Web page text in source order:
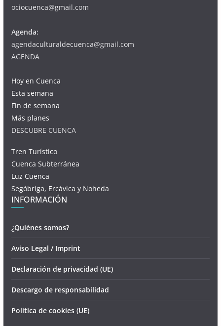
ociocuenca@gmail.com
Agenda:
agendaculturaldecuenca@gmail.com
AGENDA
Hoy en Cuenca
Esta semana
Fin de semana
Más planes
DESCUBRE CUENCA
Tren Turístico
Cuenca Subterránea
Luz Cuenca
Segóbriga, Ercávica y Noheda
INFORMACIÓN
¿Quiénes somos?
Aviso Legal / Imprint
Declaración de privacidad (UE)
Descargo de responsabilidad
Política de cookies (UE)